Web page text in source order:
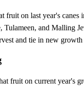
fruit on last year's canes
Tulameen, and Malling
and tie in new
fruit on current year's